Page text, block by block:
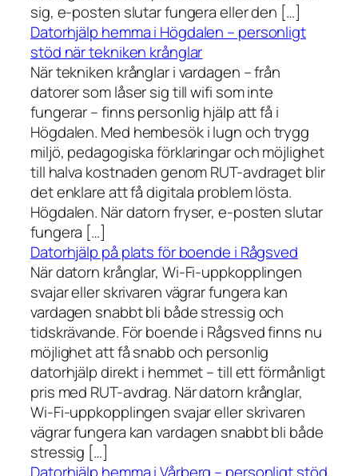
sig, e-posten slutar fungera eller den […]
Datorhjälp hemma i Högdalen – personligt
stöd när tekniken krånglar
När tekniken krånglar i vardagen – från
datorer som låser sig till wifi som inte
fungerar – finns personlig hjälp att få i
Högdalen. Med hembesök i lugn och trygg
miljö, pedagogiska förklaringar och möjlighet
till halva kostnaden genom RUT-avdraget blir
det enklare att få digitala problem lösta.
Högdalen. När datorn fryser, e-posten slutar
fungera […]
Datorhjälp på plats för boende i Rågsved
När datorn krånglar, Wi-Fi-uppkopplingen
svajar eller skrivaren vägrar fungera kan
vardagen snabbt bli både stressig och
tidskrävande. För boende i Rågsved finns nu
möjlighet att få snabb och personlig
datorhjälp direkt i hemmet – till ett förmånligt
pris med RUT-avdrag. När datorn krånglar,
Wi-Fi-uppkopplingen svajar eller skrivaren
vägrar fungera kan vardagen snabbt bli både
stressig […]